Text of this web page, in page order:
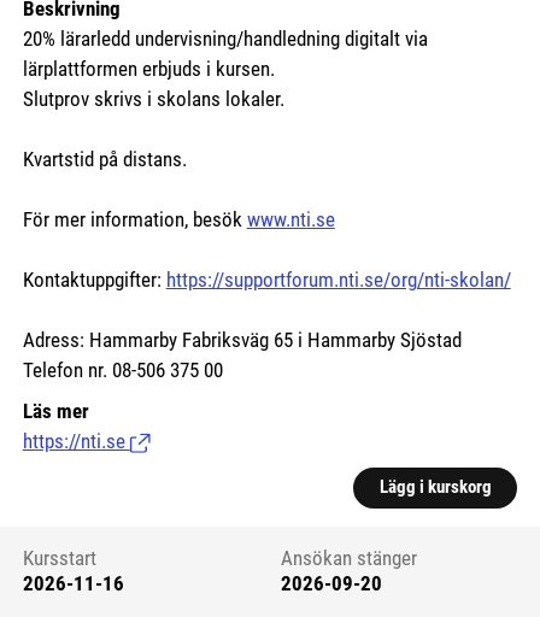
Beskrivning
20% lärarledd undervisning/handledning digitalt via
lärplattformen erbjuds i kursen.
Slutprov skrivs i skolans lokaler.
Kvartstid på distans.
För mer information, besök www.nti.se
Kontaktuppgifter: https://supportforum.nti.se/org/nti-skolan/
Adress: Hammarby Fabriksväg 65 i Hammarby Sjöstad
Telefon nr. 08-506 375 00
Läs mer
https://nti.se (Länk till extern sida.)
Lägg i kurskorg
Kursstart 6125329
Kursstart
2026-11-16
Ansökan stänger
2026-09-20